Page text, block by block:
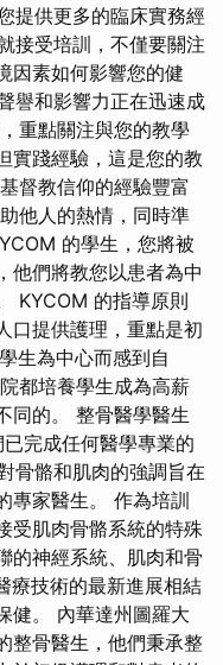
提供更多的臨床實務經
接受培訓，不僅要關注
因素如何影響您的健
譽和影響力正在迅速成
重點關注與您的教學
實踐經驗，這是您的教
督教信仰的經驗豐富
他人的熱情，同時準
的學生，您將被
他們將教您以患者為中
KYCOM 的指導原則
口提供護理，重點是初
生為中心而感到自
都培養學生成為高薪
同的。 整骨醫學醫生
完成任何醫學專業的
骨骼和肌肉的強調旨在
專家醫生。 作為培訓
受肌肉骨骼系統的特殊
的神經系統、肌肉和骨
療技術的最新進展相結
健。 內華達州圖羅大
整骨醫生，他們秉承整